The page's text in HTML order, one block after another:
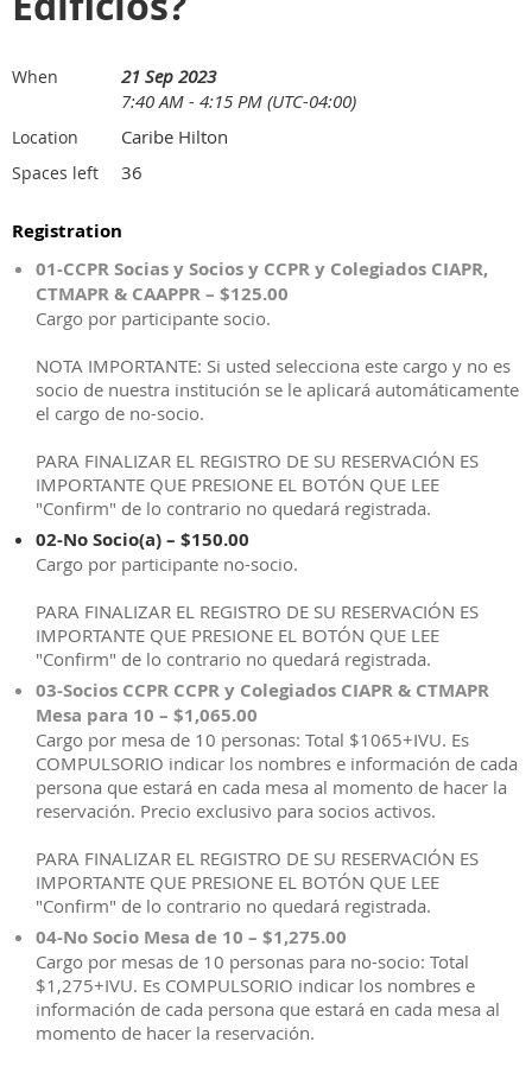
When
21 Sep 2023
7:40 AM - 4:15 PM (UTC-04:00)
Location Caribe Hilton
Spaces left 36
Registration
01-CCPR Socias y Socios y CCPR y Colegiados CIAPR,
CTMAPR & CAAPPR – $125.00
Cargo por participante socio.
NOTA IMPORTANTE: Si usted selecciona este cargo y no es
socio de nuestra institución se le aplicará automáticamente
el cargo de no-socio.
PARA FINALIZAR EL REGISTRO DE SU RESERVACIÓN ES
IMPORTANTE QUE PRESIONE EL BOTÓN QUE LEE
"Confirm" de lo contrario no quedará registrada.
02-No Socio(a) – $150.00
Cargo por participante no-socio.
PARA FINALIZAR EL REGISTRO DE SU RESERVACIÓN ES
IMPORTANTE QUE PRESIONE EL BOTÓN QUE LEE
"Confirm" de lo contrario no quedará registrada.
03-Socios CCPR CCPR y Colegiados CIAPR & CTMAPR
Mesa para 10 – $1,065.00
Cargo por mesa de 10 personas: Total $1065+IVU. Es
COMPULSORIO indicar los nombres e información de cada
persona que estará en cada mesa al momento de hacer la
reservación. Precio exclusivo para socios activos.
PARA FINALIZAR EL REGISTRO DE SU RESERVACIÓN ES
IMPORTANTE QUE PRESIONE EL BOTÓN QUE LEE
"Confirm" de lo contrario no quedará registrada.
04-No Socio Mesa de 10 – $1,275.00
Cargo por mesas de 10 personas para no-socio: Total
$1,275+IVU. Es COMPULSORIO indicar los nombres e
información de cada persona que estará en cada mesa al
momento de hacer la reservación.